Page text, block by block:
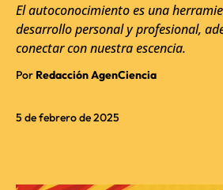
5 de febrero de 2025
El autoconocimiento es una
desarrollo personal y profesional,
conectar con nuestra escencia.
Por Redacción AgenCiencia